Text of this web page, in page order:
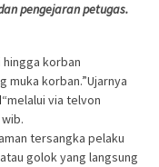
pengejaran petugas.
hingga korban
muka korban.”Ujarnya
“melalui via telvon
tersangka pelaku
golok yang langsung